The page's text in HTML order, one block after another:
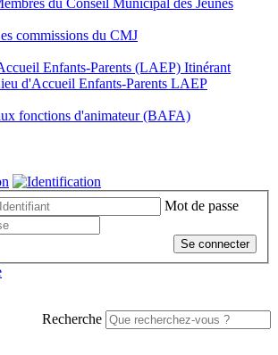
du Conseil Municipal des Jeunes
commissions du CMJ
Enfants-Parents (LAEP) Itinérant
d'Accueil Enfants-Parents LAEP
fonctions d'animateur (BAFA)
Mot de passe
Se connecter
Recherche